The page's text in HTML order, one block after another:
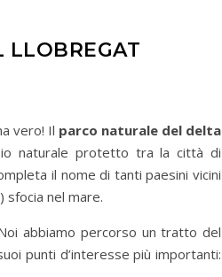
LLOBREGAT
vero! Il parco naturale del delta
naturale protetto tra la città di
il nome di tanti paesini vicini
sfocia nel mare.
abbiamo percorso un tratto del
punti d’interesse più importanti: